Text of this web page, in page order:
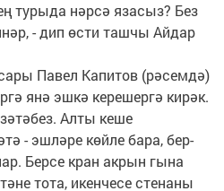
турыда нәрсә язасыз? Без
- дип өсти ташчы Айдар
Павел Капитов (рәсемдә)
янә эшкә керешергә кирәк.
Алты кеше
- эшләре көйле бара, бер-
Берсе кран акрын гына
тота, икенчесе стенаны